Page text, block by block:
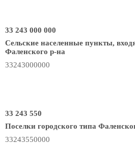
33 243 000 000
Сельские населенные пункты,
Фаленского р-на
33243000000
33 243 550
Поселки городского типа
33243550000